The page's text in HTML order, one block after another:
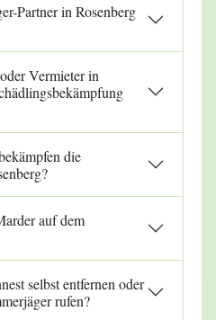
Partner in Rosenberg
Vermieter in
die
auf dem
selbst entfernen oder
rufen?